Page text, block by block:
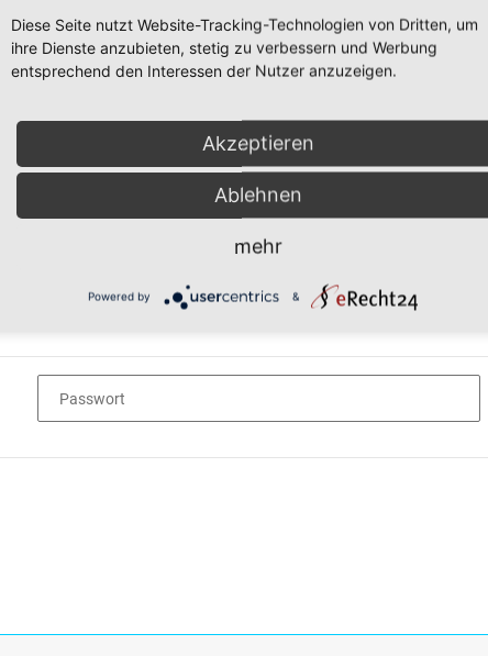
E-Mail
Soweit Sie nicht widersprochen haben, nutzen wir Ihre E-Mail-Adresse, die wir
elektronische Übersendung von Werbung für eigene Waren oder
dieser Verwendung Ihrer E-Mail-Adresse jederzeit durch eine Mitteilung an uns
Impressum. Sie können auch den dafür vorgesehenen Link in der Werbemail
Passwort
Diese Seite nutzt Website-Tracking-Technologien von Dritten, um
ihre Dienste anzubieten, stetig zu verbessern und Werbung
entsprechend den Interessen der Nutzer anzuzeigen.
Akzeptieren
Ablehnen
mehr
Powered by &